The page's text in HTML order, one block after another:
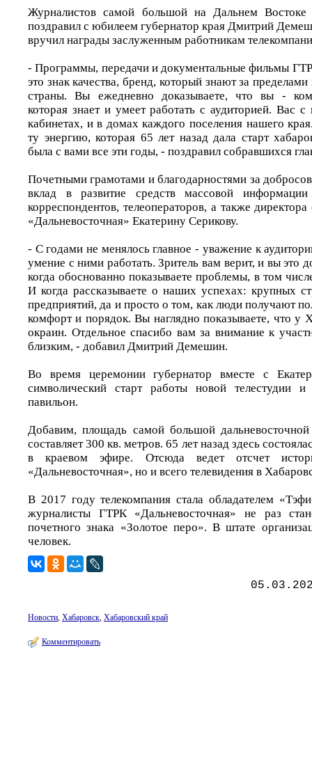
Журналистов самой большой на Дальнем Востоке
поздравил с юбилеем губернатор края Дмитрий
вручил награды заслуженным работникам
- Программы, передачи и документальные фильмы
это знак качества, бренд, который знают за
страны. Вы ежедневно доказываете, что вы -
которая знает и умеет работать с аудиторией. Вас
кабинетах, и в домах каждого поселения нашего
ту энергию, которая 65 лет назад дала старт
была с вами все эти годы, - поздравил собравшихся
Почетными грамотами и благодарностями за
вклад в развитие средств массовой информации
корреспондентов, телеоператоров, а также
«Дальневосточная» Екатерину Серикову.
- С годами не менялось главное - уважение к
умение с ними работать. Зритель вам верит, и вы это
когда обоснованно показываете проблемы, в том
И когда рассказываете о наших успехах: крупных
предприятий, да и просто о том, как люди получают
комфорт и порядок. Вы наглядно показываете, что у
окраин. Отдельное спасибо вам за внимание к
близким, - добавил Дмитрий Демешин.
Во время церемонии губернатор вместе с
символический старт работы новой телестудии
павильон.
Добавим, площадь самой большой дальневосточной
составляет 300 кв. метров. 65 лет назад здесь
в краевом эфире. Отсюда ведет отсчет
«Дальневосточная», но и всего телевидения в
В 2017 году телекомпания стала обладателем
журналисты ГТРК «Дальневосточная» не раз
почетного знака «Золотое перо». В штате
человек.
Новости, Хабаровск, Хабаровский край
Комментировать